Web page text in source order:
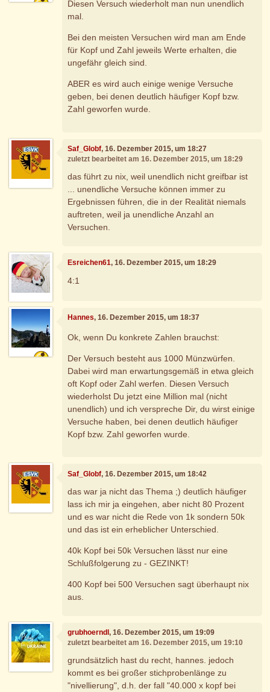
Diesen Versuch wiederholt man nun unendlich
mal.
Bei den meisten Versuchen wird man am Ende
für Kopf und Zahl jeweils Werte erhalten, die
ungefähr gleich sind.
ABER es wird auch einige wenige Versuche
geben, bei denen deutlich häufiger Kopf bzw.
Zahl geworfen wurde.
Saf_Globf, 16. Dezember 2015, um 18:27
zuletzt bearbeitet am 16. Dezember 2015, um 18:29
das führt zu nix, weil unendlich nicht greifbar ist
... unendliche Versuche können immer zu
Ergebnissen führen, die in der Realität niemals
auftreten, weil ja unendliche Anzahl an
Versuchen.
Esreichen61, 16. Dezember 2015, um 18:29
4:1
Hannes, 16. Dezember 2015, um 18:37
Ok, wenn Du konkrete Zahlen brauchst:
Der Versuch besteht aus 1000 Münzwürfen.
Dabei wird man erwartungsgemäß in etwa gleich
oft Kopf oder Zahl werfen. Diesen Versuch
wiederholst Du jetzt eine Million mal (nicht
unendlich) und ich verspreche Dir, du wirst einige
Versuche haben, bei denen deutlich häufiger
Kopf bzw. Zahl geworfen wurde.
Saf_Globf, 16. Dezember 2015, um 18:42
das war ja nicht das Thema ;) deutlich häufiger
lass ich mir ja eingehen, aber nicht 80 Prozent
und es war nicht die Rede von 1k sondern 50k
und das ist ein erheblicher Unterschied.
40k Kopf bei 50k Versuchen lässt nur eine
Schlußfolgerung zu - GEZINKT!
400 Kopf bei 500 Versuchen sagt überhaupt nix
aus.
grubhoerndl, 16. Dezember 2015, um 19:09
zuletzt bearbeitet am 16. Dezember 2015, um 19:10
grundsätzlich hast du recht, hannes. jedoch
kommt es bei großer stichprobenlänge zu
"nivellierung", d.h. der fall "40.000 x kopf bei